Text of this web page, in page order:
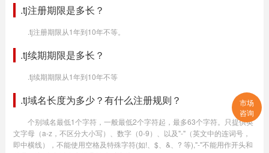
.tj注册期限是多长？
.tj注册期限从1年到10年不等。
.tj续期期限是多长？
.tj续期期限从1年到10年不等
.tj域名长度为多少？有什么注册规则？
个别域名最低1个字符，一般最低2个字符起，最多63个字符。只提供英
文字母（a-z，不区分大小写）、数字（0-9）、以及"-"（英文中的连词号，
即中横线），不能使用空格及特殊字符(如!、$、&、? 等),"-"不能用作开头和
市场
咨询